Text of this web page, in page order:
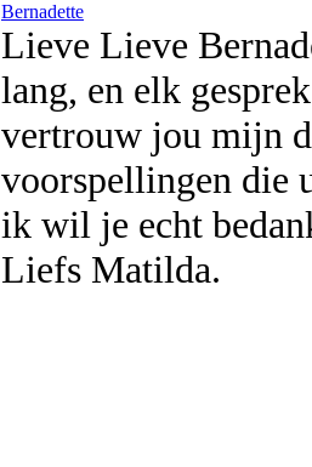
Bernadette
Lieve Lieve
lang, en elk
vertrouw jou mijn
voorspellingen die
ik wil je echt
Liefs Matilda.